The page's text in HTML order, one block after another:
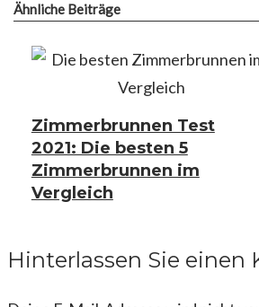
Ähnliche Beiträge
Zimmerbrunnen Test
2021: Die besten 5
Zimmerbrunnen im
Vergleich
Hinterlassen Sie einen